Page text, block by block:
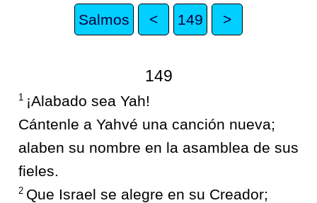
Salmos < 149 >
149
1
¡Alabado sea Yah!
Cántenle a Yahvé una canción nueva;
alaben su nombre en la asamblea de sus
fieles.
2 Que Israel se alegre en su Creador;